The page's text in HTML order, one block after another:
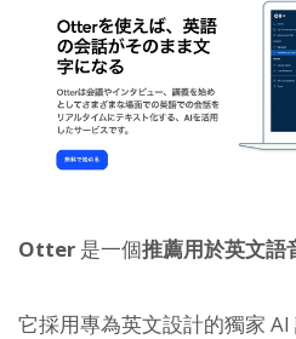
Otter 是一個推薦用於英文語
它採用專為英文設計的獨家